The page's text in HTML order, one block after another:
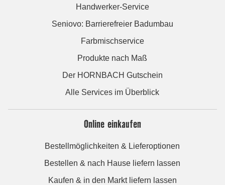
Handwerker-Service
Seniovo: Barrierefreier Badumbau
Farbmischservice
Produkte nach Maß
Der HORNBACH Gutschein
Alle Services im Überblick
Online einkaufen
Bestellmöglichkeiten & Lieferoptionen
Bestellen & nach Hause liefern lassen
Kaufen & in den Markt liefern lassen